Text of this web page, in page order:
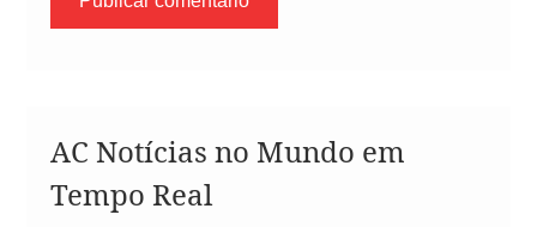
AC Notícias no Mundo em
Tempo Real